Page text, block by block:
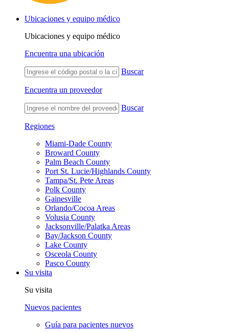
Ubicaciones y equipo médico
Ubicaciones y equipo médico
Encuentra una ubicación
Buscar
Encuentra un proveedor
Buscar
Regiones
Miami-Dade County
Broward County
Palm Beach County
Port St. Lucie/Highlands County
Tampa/St. Pete Areas
Polk County
Gainesville
Orlando/Cocoa Areas
Volusia County
Jacksonville/Palatka Areas
Bay/Jackson County
Lake County
Osceola County
Pasco County
Su visita
Su visita
Nuevos pacientes
Guía para pacientes nuevos